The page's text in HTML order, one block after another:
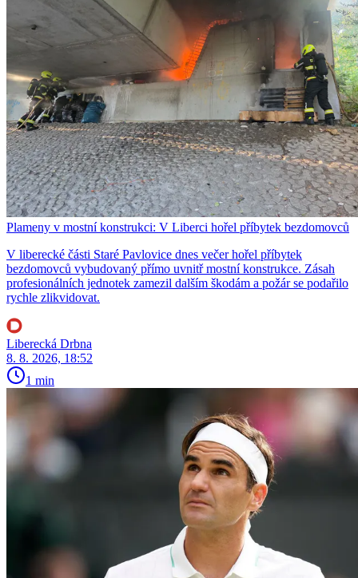
Plameny v mostní konstrukci: V Liberci hořel příbytek bezdomovců
V liberecké části Staré Pavlovice dnes večer hořel příbytek
bezdomovců vybudovaný přímo uvnitř mostní konstrukce. Zásah
profesionálních jednotek zamezil dalším škodám a požár se podařilo
rychle zlikvidovat.
Liberecká Drbna
8. 8. 2026, 18:52
1 min